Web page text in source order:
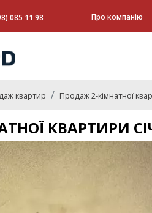
085 11 98 Про компанію
квартир Продаж 2-кімнатної
КВАРТИРИ